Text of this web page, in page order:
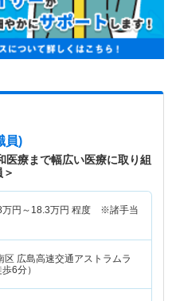
員)
医療まで幅広い医療に取り組
万円～ 18.3万円 程度 ※諸手当
区 広島高速交通アストラムラ
6分）